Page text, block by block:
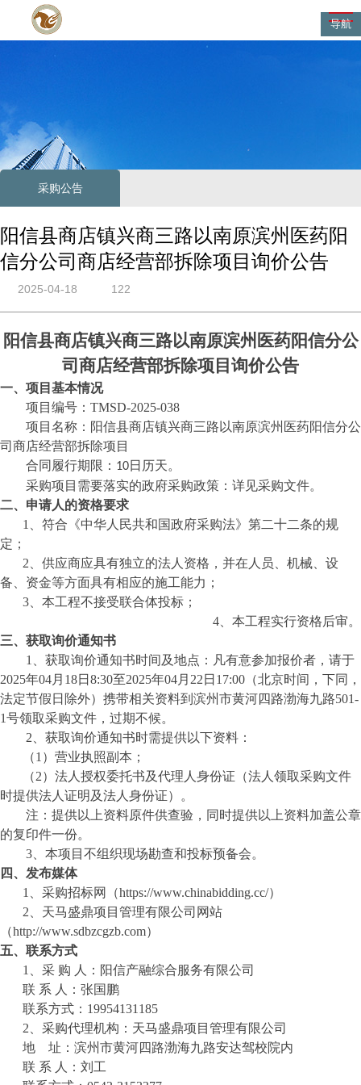
导航
采购公告
阳信县商店镇兴商三路以南原滨州医药阳
信分公司商店经营部拆除项目询价公告
2025-04-18 122
阳信县商店镇兴商三路以南原滨州医药阳信分公
司商店经营部拆除项目 询价公告
一、项目基本情况
项目编号： TMSD-2025-038
项目名称： 阳信县商店镇兴商三路以南原滨州医药阳信分公
司商店经营部拆除项目
合同履行期限： 10日历天。
采购项目需要落实的政府采购政策：详见采购文件。
二、 申请人的资格要求
1、符合《中华人民共和国政府采购法》第二十二条的规
定；
2、供应商应具有独立的法人资格，并在人员、机械、设
备、资金等方面具有相应的施工能力；
3、本工程不接受联合体投标；
4、本工程实行资格后审。
三、获取询价通知书
1、获取询价通知书时间及地点：凡有意参加报价者，请于
2025年04月 18日 8:30至2025年04月 22 日 17:00（北京时间，下同，
法定节假日除外）携带相关资料到滨州市黄河四路渤海九路501-
1号领取采购文件，过期不候。
2、获取询价通知书时需提供以下资料：
（1）营业执照副本；
（2）法人授权委托书及代理人身份证（法人领取采购文件
时提供法人证明及法人身份证）
。
注：提供以上资料原件供查验，同时提供以上资料加盖公章
的复印件一份。
3、本项目不组织现场勘查和投标预备会。
四、 发布媒体
1、采购招标网（https://www.chinabidding.cc/）
2、 天马盛鼎项目管理有限公司网站
（http://www.sdbzcgzb.com）
五、联系方式
1、采 购 人： 阳信产融综合服务有限公司
联 系 人：张国鹏
联系方式： 19954131185
2、采购代理机构： 天马盛鼎项目管理有限公司
地
址： 滨州市黄河四路渤海九路安达驾校院内
联 系 人： 刘 工